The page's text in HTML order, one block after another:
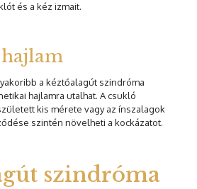
és a kéz izmait.
a kéztőalagút szindróma
hajlamra utalhat. A csukló
kis mérete vagy az ínszalagok
szintén növelheti a kockázatot.
szindróma